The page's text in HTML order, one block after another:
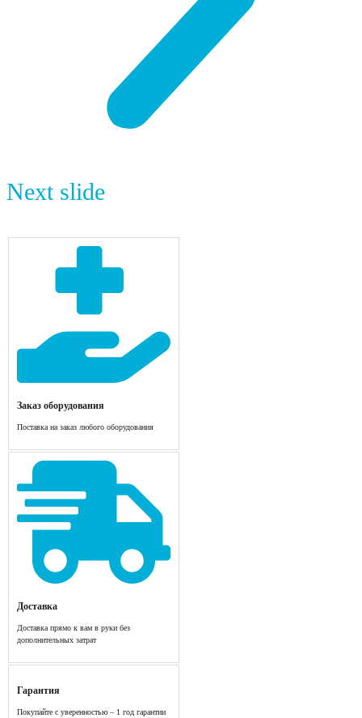
Next slide
Заказ оборудования
Поставка на заказ любого оборудования
Доставка
Доставка прямо к вам в руки без
дополнительных затрат
Гарантия
Покупайте с уверенностью – 1 год гарантии